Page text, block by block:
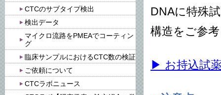
CTCのサブタイプ検出
検出データ
マイクロ流路をPMEAでコーティン
グ
臨床サンプルにおけるCTC数の検証
ご依頼について
CTCラボニュース
DNAに特殊
構造をご参
▶ お持込試